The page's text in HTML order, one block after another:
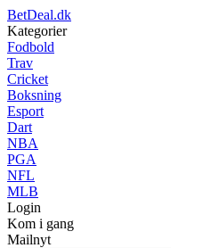
BetDeal.dk
Kategorier
Fodbold
Trav
Cricket
Boksning
Esport
Dart
NBA
PGA
NFL
MLB
Login
Kom i gang
Mailnyt